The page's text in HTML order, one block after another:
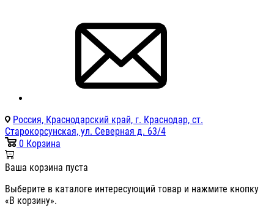
Россия, Краснодарский край, г. Краснодар, ст.
Старокорсунская, ул. Северная д. 63/4
0 Корзина
Ваша корзина пуста
Выберите в каталоге интересующий товар и нажмите кнопку
«В корзину».